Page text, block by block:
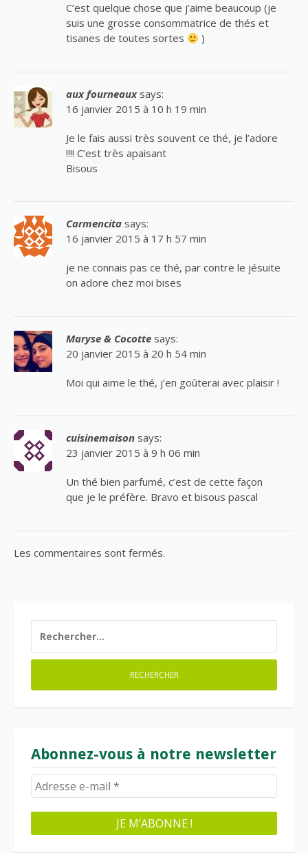
C’est quelque chose que j’aime beaucoup (je
suis une grosse consommatrice de thés et
tisanes de toutes sortes
)
aux fourneaux says:
16 janvier 2015 à 10 h 19 min
Je le fais aussi très souvent ce thé, je l’adore
!!!! C’est très apaisant
Bisous
Carmencita says:
16 janvier 2015 à 17 h 57 min
je ne connais pas ce thé, par contre le jésuite
on adore chez moi bises
Maryse & Cocotte says:
20 janvier 2015 à 20 h 54 min
Moi qui aime le thé, j’en goûterai avec plaisir !
cuisinemaison says:
23 janvier 2015 à 9 h 06 min
Un thé bien parfumé, c’est de cette façon
que je le préfère. Bravo et bisous pascal
Les commentaires sont fermés.
Abonnez-vous à notre newsletter